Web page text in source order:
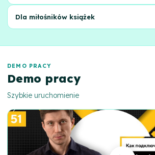
i grafika.
Dla miłośników książek
ograniczeń.
DEMO PRACY
Demo pracy
Szybkie uruchomienie